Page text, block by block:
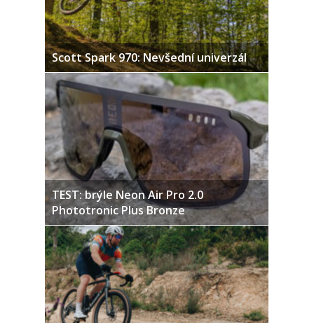
Scott Spark 970: Nevšední univerzál
TEST: brýle Neon Air Pro 2.0
Phototronic Plus Bronze